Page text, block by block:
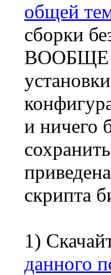
общей
сборки
ВООБЩЕ
и ничего
скрипта
1)
данного